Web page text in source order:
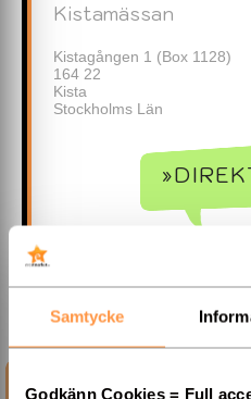
Samtycke
Godkänn Cookies = Full
Kistamässan
Kistagången 1 (Box 1128)
164 22
Kista
Stockholms Län
INFORMATION